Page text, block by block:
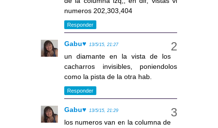
numeros 202,303,404
Responder
Gabu♥ 13/5/15, 21:27
un diamante en la vista de los
cacharros invisibles, poniendolos
como la pista de la otra hab.
Responder
Gabu♥ 13/5/15, 21:29
los numeros van en la columna de